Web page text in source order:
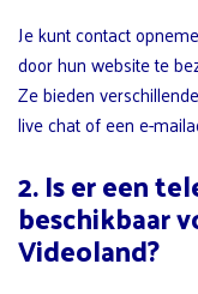
Je kunt contact
door hun website te
Ze bieden
live chat of een e-
2. Is er een
beschikbaar
Videoland?